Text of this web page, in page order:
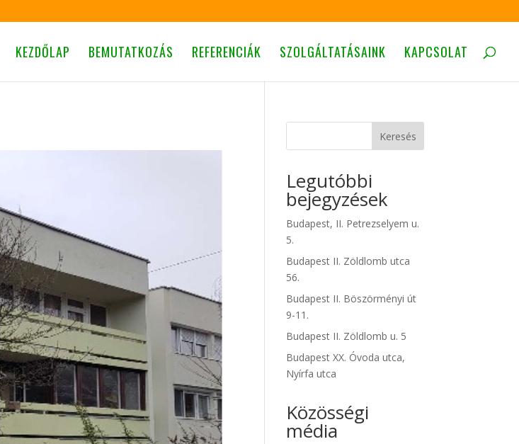
KEZDŐLAP BEMUTATKOZÁS REFERENCIÁK SZOLGÁLTATÁSAINK KAPCSOLAT
Keresés
Legutóbbi
bejegyzések
Budapest, II. Petrezselyem u.
5.
Budapest II. Zöldlomb utca
56.
Budapest II. Böszörményi út
9-11.
Budapest II. Zöldlomb u. 5
Budapest XX. Óvoda utca,
Nyírfa utca
Közösségi
média